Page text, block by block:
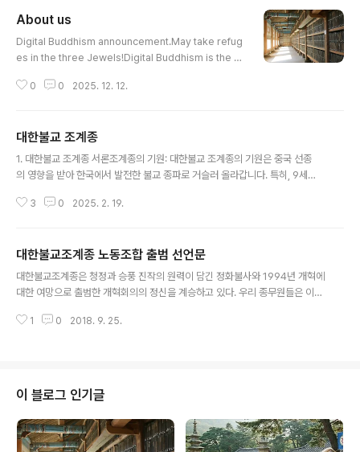
About us
Digital Buddhism announcement.May take refug
es in the three Jewels!Digital Buddhism is the n
arma throughInternet and encourages the practi
ogether in the impermanent relationships instea
d of permanent things.Accordingly, the explorat
ion objects of science ..
0 0 2025. 12. 12.
대한불교 조계종
1. 대한불교 조계종 서론조계종의 기원: 대한불교 조계종의 기원은 중국 선종
의 영향을 받아 한국에서 발전한 불교 종파로 거슬러 올라갑니다. 특히, 9세
하면서 조계종의 기초가 마련되었습니다. 도의 국사는 혜능의 제자인 선사 신수
(1158-1210)과 보우(1301-1382) 등의 큰 스님들이 조계종을 중흥시키
며, 한국 불교의 주류로 자리잡게 되었습니다. 명칭의 유래: 조계종의 '조
계'는 중국 혜능 대사의 법호인 '조계(曹溪)'에서 유래되었습니다. 혜능은 중
3 0 2025. 2. 19.
대한불교조계종 노동조합 출범 선언문
대한불교조계종은 청정과 승풍 진작의 원력이 담긴 정화불사와 1994년 개혁에
대한 여망으로 출범한 개혁회의의 정신을 계승하고 있다. 우리 종무원들은 이
우리의 모든 삶과 생활은 종단과 종무를 중심으로 움직였으며 종단의 주요 구성
의 원인은 수십여 년의 세월 동안 축적되고 지속되어 온 것이다. ‘종단의 안정과
쇄신’은 그 말 자체의 절실한 여망에도 불구하고 모든 종도들을 인질처럼 붙잡
아 두고 있었다. ‘종단의 ..
1 0 2018. 9. 25.
이 블로그 인기글